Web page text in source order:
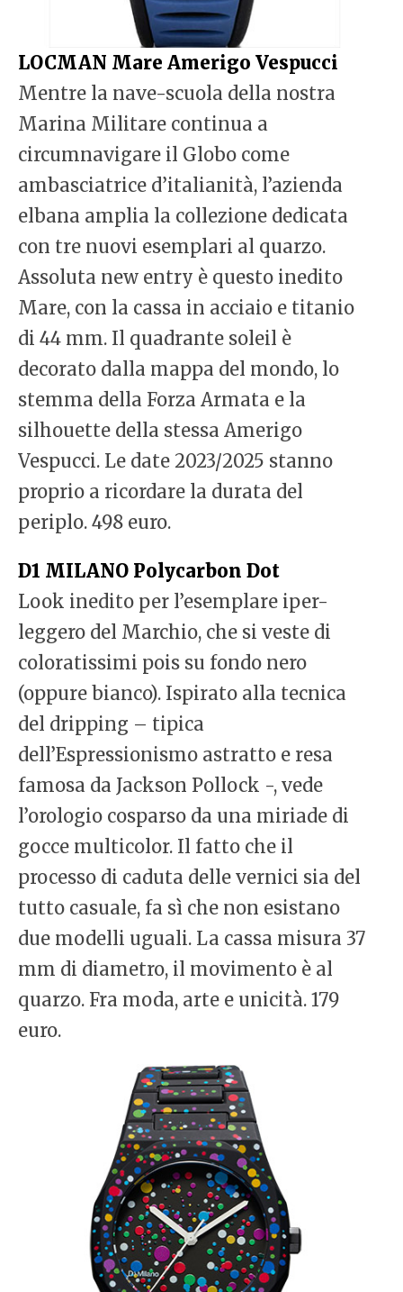
LOCMAN Mare Amerigo Vespucci
Mentre la nave-scuola della nostra
Marina Militare continua a
circumnavigare il Globo come
ambasciatrice d’italianità, l’azienda
elbana amplia la collezione dedicata
con tre nuovi esemplari al quarzo.
Assoluta new entry è questo inedito
Mare, con la cassa in acciaio e titanio
di 44 mm. Il quadrante soleil è
decorato dalla mappa del mondo, lo
stemma della Forza Armata e la
silhouette della stessa Amerigo
Vespucci. Le date 2023/2025 stanno
proprio a ricordare la durata del
periplo. 498 euro.
D1 MILANO Polycarbon Dot
Look inedito per l’esemplare iper-
leggero del Marchio, che si veste di
coloratissimi pois su fondo nero
(oppure bianco). Ispirato alla tecnica
del dripping – tipica
dell’Espressionismo astratto e resa
famosa da Jackson Pollock -, vede
l’orologio cosparso da una miriade di
gocce multicolor. Il fatto che il
processo di caduta delle vernici sia del
tutto casuale, fa sì che non esistano
due modelli uguali. La cassa misura 37
mm di diametro, il movimento è al
quarzo. Fra moda, arte e unicità. 179
euro.